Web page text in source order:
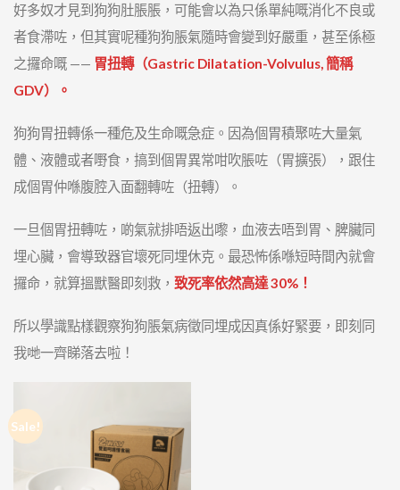
好多奴才見到狗狗肚脹脹，可能會以為只係單純嘅消化不良或
者食滯咗，但其實呢種狗狗脹氣隨時會變到好嚴重，甚至係極
之攞命嘅 —— 胃扭轉（Gastric Dilatation-Volvulus, 簡稱
GDV）。
狗狗胃扭轉係一種危及生命嘅急症。因為個胃積聚咗大量氣
體、液體或者嘢食，搞到個胃異常咁吹脹咗（胃擴張），跟住
成個胃仲喺腹腔入面翻轉咗（扭轉）。
一旦個胃扭轉咗，啲氣就排唔返出嚟，血液去唔到胃、脾臟同
埋心臟，會導致器官壞死同埋休克。最恐怖係喺短時間內就會
攞命，就算搵獸醫即刻救， 致死率依然高達 30%！
所以學識點樣觀察狗狗脹氣病徵同埋成因真係好緊要，即刻同
我哋一齊睇落去啦！
Sale!